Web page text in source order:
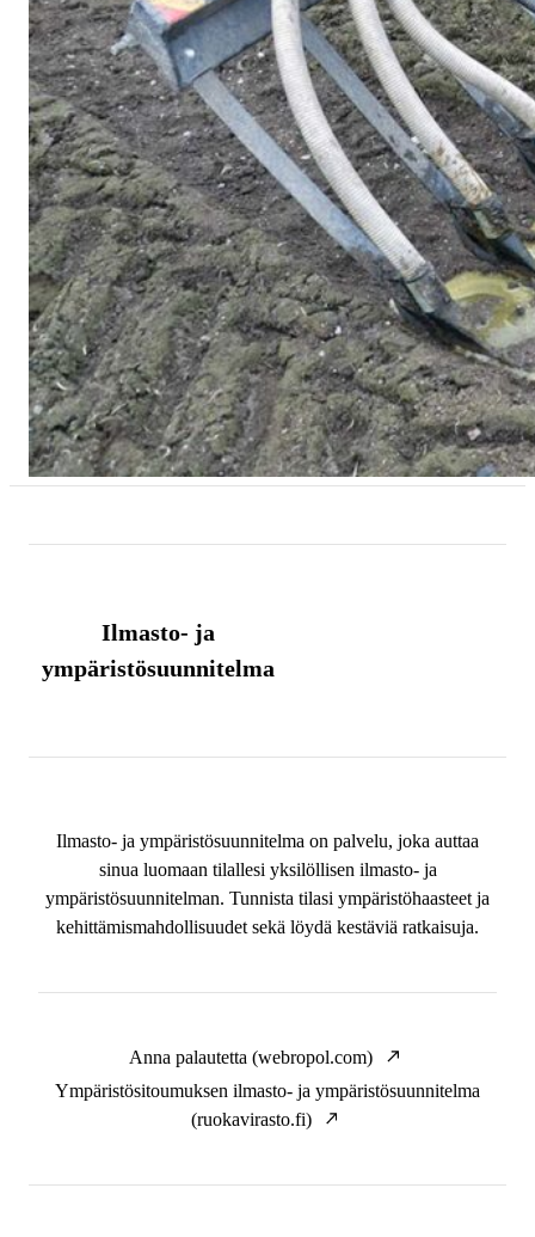
Ilmasto- ja
ympäristösuunnitelma
Ilmasto- ja ympäristösuunnitelma on palvelu, joka auttaa
sinua luomaan tilallesi yksilöllisen ilmasto- ja
ympäristösuunnitelman. Tunnista tilasi ympäristöhaasteet ja
kehittämismahdollisuudet sekä löydä kestäviä ratkaisuja.
Anna palautetta (webropol.com)
Ympäristösitoumuksen ilmasto- ja ympäristösuunnitelma
(ruokavirasto.fi)